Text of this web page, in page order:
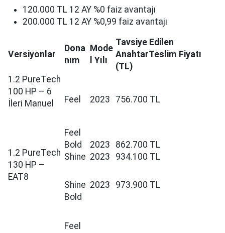
120.000 TL 12 AY %0 faiz avantajı​
200.000 TL 12 AY %0,99 faiz avantajı​
Versiyonlar
Dona
nım
Mode
l Yılı
Tavsiye Edilen
AnahtarTeslim Fiyatı
(TL)
1.2 PureTech
100 HP – 6
İleri Manuel
Feel 2023 756.700 TL
1.2 PureTech
130 HP –
EAT8
Feel
Bold
Shine
Shine
Bold
2023
2023
2023
862.700 TL
934.100 TL
973.900 TL
Feel